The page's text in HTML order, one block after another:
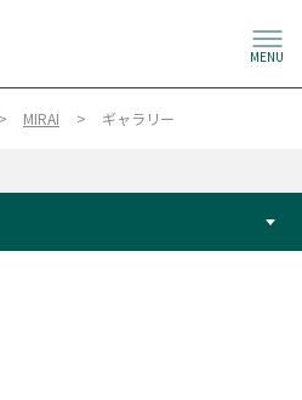
MENU
MIRAI ギャラリー